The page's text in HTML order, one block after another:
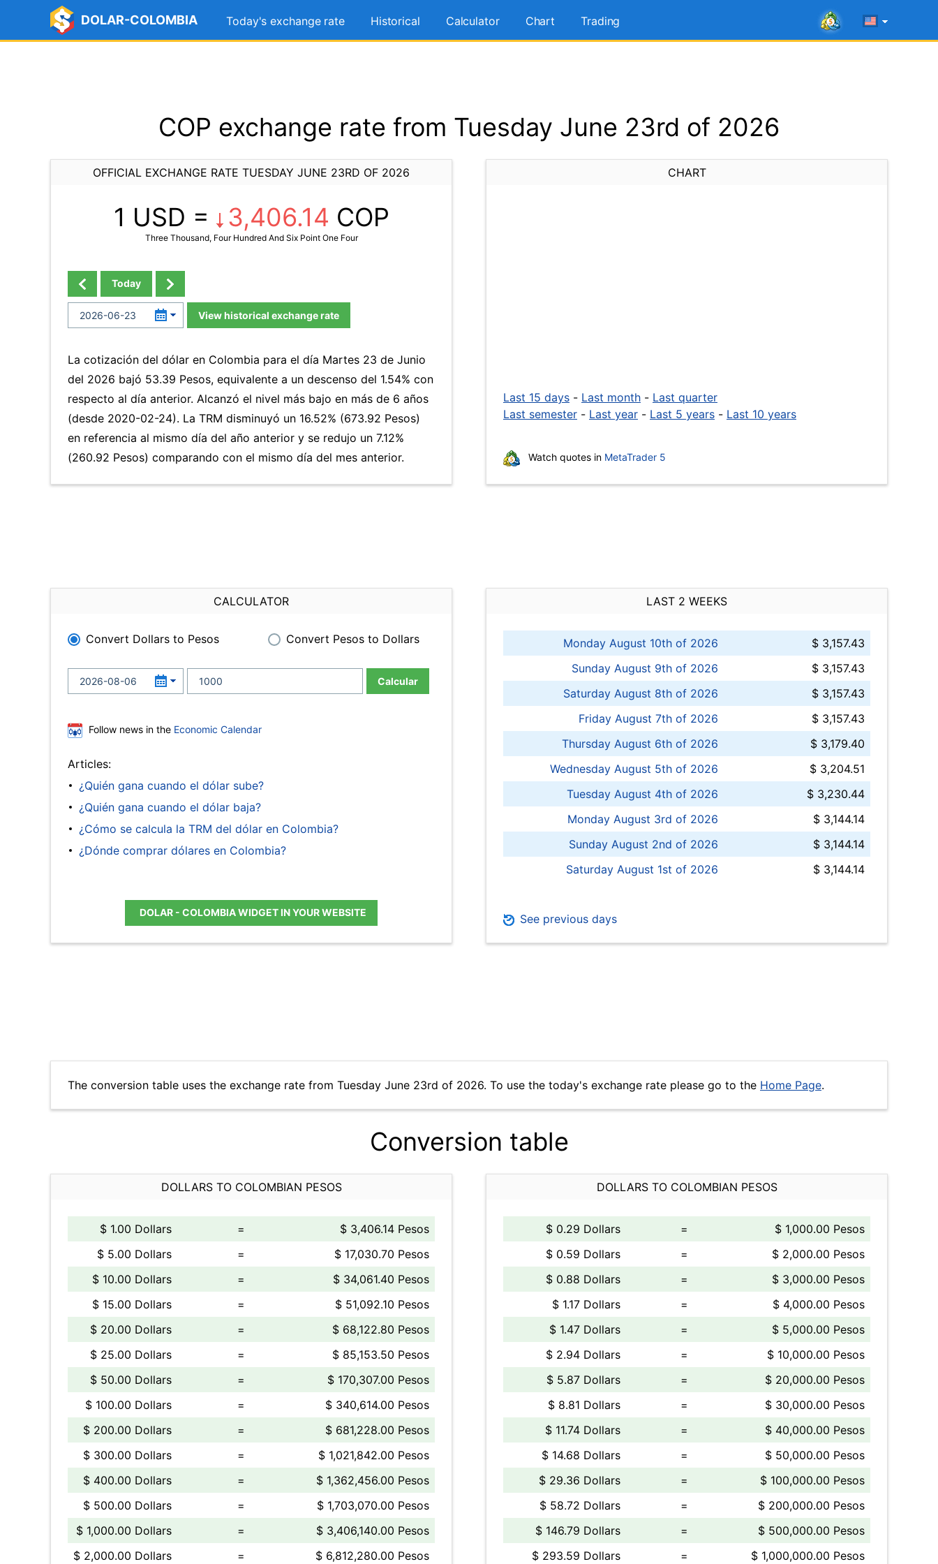
DOLAR-COLOMBIA Today's exchange rate Historical Calculator Chart Trading
COP exchange rate from Tuesday June 23rd of 2026
OFFICIAL EXCHANGE RATE TUESDAY JUNE 23RD OF 2026
1 USD = 3,406.14 COP
Three Thousand, Four Hundred And Six Point One Four
Today
View historical exchange rate
La cotización del dólar en Colombia para el día Martes 23 de Junio
del 2026 bajó 53.39 Pesos, equivalente a un descenso del 1.54% con
respecto al día anterior. Alcanzó el nivel más bajo en más de 6 años
(desde 2020-02-24). La TRM disminuyó un 16.52% (673.92 Pesos)
en referencia al mismo día del año anterior y se redujo un 7.12%
(260.92 Pesos) comparando con el mismo día del mes anterior.
CHART
Last 15 days - Last month - Last quarter
Last semester - Last year - Last 5 years - Last 10 years
Watch quotes in MetaTrader 5
CALCULATOR
Convert Dollars to Pesos Convert Pesos to Dollars
Calcular
Follow news in the Economic Calendar
Articles:
¿Quién gana cuando el dólar sube?
¿Quién gana cuando el dólar baja?
¿Cómo se calcula la TRM del dólar en Colombia?
¿Dónde comprar dólares en Colombia?
DOLAR - COLOMBIA WIDGET IN YOUR WEBSITE
LAST 2 WEEKS
Monday August 10th of 2026
$ 3,157.43
Sunday August 9th of 2026
$ 3,157.43
Saturday August 8th of 2026
$ 3,157.43
Friday August 7th of 2026
$ 3,157.43
Thursday August 6th of 2026
$ 3,179.40
Wednesday August 5th of 2026
$ 3,204.51
Tuesday August 4th of 2026
$ 3,230.44
Monday August 3rd of 2026
$ 3,144.14
Sunday August 2nd of 2026
$ 3,144.14
Saturday August 1st of 2026
$ 3,144.14
See previous days
The conversion table uses the exchange rate from Tuesday June 23rd of 2026. To use the today's exchange rate please go to the Home Page.
Conversion table
DOLLARS TO COLOMBIAN PESOS
$ 1.00 Dollars =
$ 3,406.14 Pesos
$ 5.00 Dollars
=
$ 17,030.70 Pesos
$ 10.00 Dollars
=
$ 34,061.40 Pesos
$ 15.00 Dollars
=
$ 51,092.10 Pesos
$ 20.00 Dollars
=
$ 68,122.80 Pesos
$ 25.00 Dollars
=
$ 85,153.50 Pesos
$ 50.00 Dollars
=
$ 170,307.00 Pesos
$ 100.00 Dollars
=
$ 340,614.00 Pesos
$ 200.00 Dollars
=
$ 681,228.00 Pesos
$ 300.00 Dollars
=
$ 1,021,842.00 Pesos
$ 400.00 Dollars
=
$ 1,362,456.00 Pesos
$ 500.00 Dollars
=
$ 1,703,070.00 Pesos
$ 1,000.00 Dollars
=
$ 3,406,140.00 Pesos
$ 2,000.00 Dollars
= $ 6,812,280.00 Pesos
DOLLARS TO COLOMBIAN PESOS
$ 0.29 Dollars =
$ 1,000.00 Pesos
$ 0.59 Dollars
=
$ 2,000.00 Pesos
$ 0.88 Dollars
=
$ 3,000.00 Pesos
$ 1.17 Dollars
=
$ 4,000.00 Pesos
$ 1.47 Dollars
=
$ 5,000.00 Pesos
$ 2.94 Dollars
=
$ 10,000.00 Pesos
$ 5.87 Dollars
=
$ 20,000.00 Pesos
$ 8.81 Dollars
=
$ 30,000.00 Pesos
$ 11.74 Dollars
=
$ 40,000.00 Pesos
$ 14.68 Dollars
=
$ 50,000.00 Pesos
$ 29.36 Dollars
=
$ 100,000.00 Pesos
$ 58.72 Dollars
=
$ 200,000.00 Pesos
$ 146.79 Dollars
=
$ 500,000.00 Pesos
$ 293.59 Dollars
= $ 1,000,000.00 Pesos